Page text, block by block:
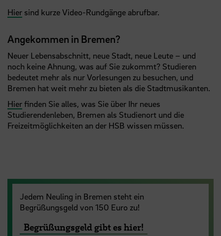
Hier sind kurze Video-Rundgänge abrufbar.
Angekommen in Bremen?
Neuer Lebensabschnitt, neue Stadt, neue Leute – und
noch keine Ahnung, was auf Sie zukommt? Studieren
bedeutet mehr als nur Vorlesungen zu besuchen, und
Bremen hat weit mehr zu bieten als die Stadtmusikanten.
Hierfinden Sie alles, was Sie über Ihr neues
Studierendenleben, Bremen als Studienort und die
Freizeitmöglichkeiten an der HSB wissen müssen.
Jedem Neuling in Bremen steht ein
Begrüßungsgeld von 150 Euro zu!
Begrüßungsgeld gibt es hier!